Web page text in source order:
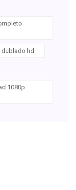
hd
1080p